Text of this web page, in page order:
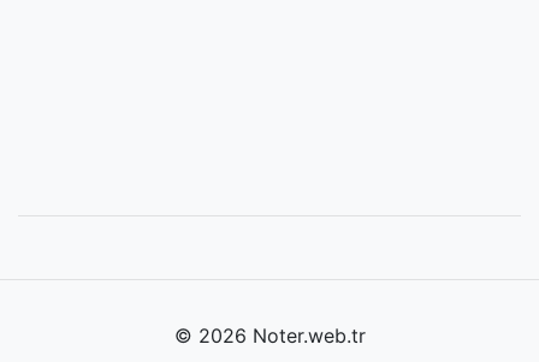
© 2026 Noter.web.tr